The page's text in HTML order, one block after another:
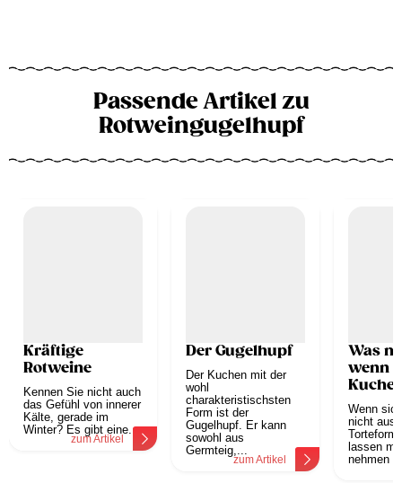
Passende Artikel zu
Rotweingugelhupf
Kräftige
Rotweine
Kennen Sie nicht auch
das Gefühl von innerer
Kälte, gerade im
Winter? Es gibt eine...
zum Artikel
Der Gugelhupf
Der Kuchen mit der
wohl
charakteristischsten
Form ist der
Gugelhupf. Er kann
sowohl aus
Germteig,...
zum Artikel
Was
wenn
Wenn
nicht aus
Torteform
lassen
nehmen